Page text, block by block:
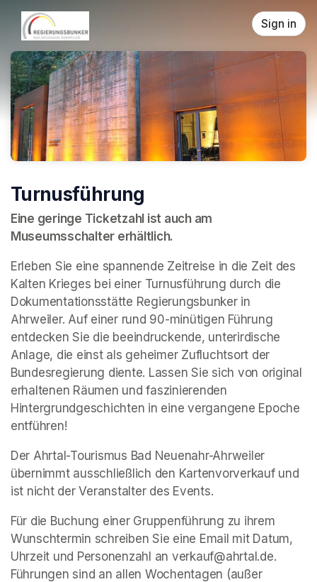
Skip header
Sign in
Turnusführung
Eine geringe Ticketzahl ist auch am
Museumsschalter erhältlich.
Erleben Sie eine spannende Zeitreise in die Zeit des
Kalten Krieges bei einer Turnusführung durch die
Dokumentationsstätte Regierungsbunker in
Ahrweiler. Auf einer rund 90-minütigen Führung
entdecken Sie die beeindruckende, unterirdische
Anlage, die einst als geheimer Zufluchtsort der
Bundesregierung diente. Lassen Sie sich von original
erhaltenen Räumen und faszinierenden
Hintergrundgeschichten in eine vergangene Epoche
entführen!
Der Ahrtal-Tourismus Bad Neuenahr-Ahrweiler
übernimmt ausschließlich den Kartenvorverkauf und
ist nicht der Veranstalter des Events.
Für die Buchung einer Gruppenführung zu ihrem
Wunschtermin schreiben Sie eine Email mit Datum,
Uhrzeit und Personenzahl an verkauf@ahrtal.de.
Führungen sind an allen Wochentagen (außer